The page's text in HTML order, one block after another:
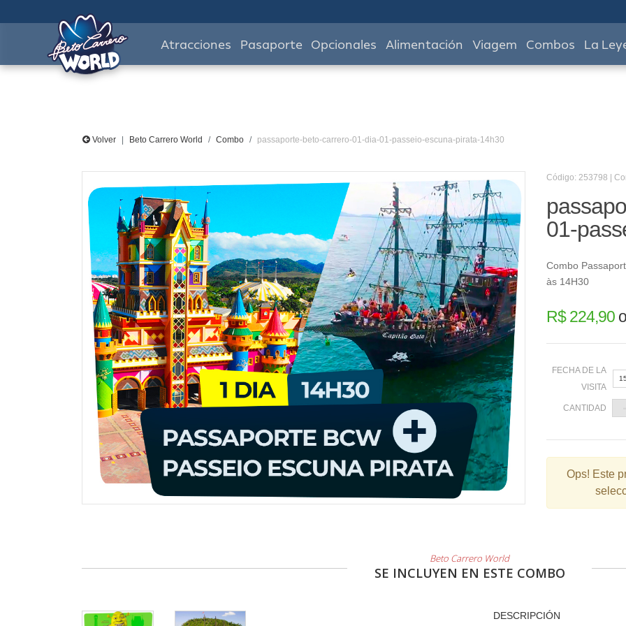
Atracciones Pasaporte Opcionales Alimentación Viagem Combos La
Volver Beto Carrero World Combo passaporte-beto-carrero-01-dia-01-passeio-escuna-pirata-14h30
Código: 253798 |
01-
Combo
às 14H30
R$ 224,90
FECHA DE LA
VISITA
2
9
CANTIDAD
Ops! Este
Beto Carrero World
SE INCLUYEN EN ESTE COMBO
DESCRIPCIÓN